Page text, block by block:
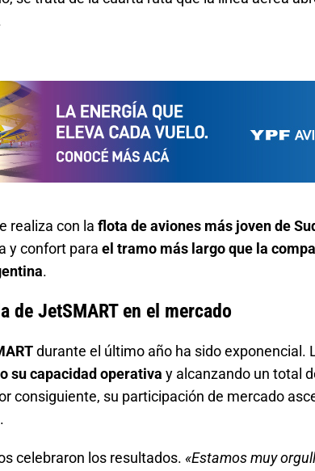
realiza con la flota de aviones más joven de
y confort para el tramo más largo que la
.
de JetSMART en el mercado
durante el último año ha sido exponencial.
su capacidad operativa y alcanzando un total
consiguiente, su participación de mercado
.
celebraron los resultados. «Estamos muy